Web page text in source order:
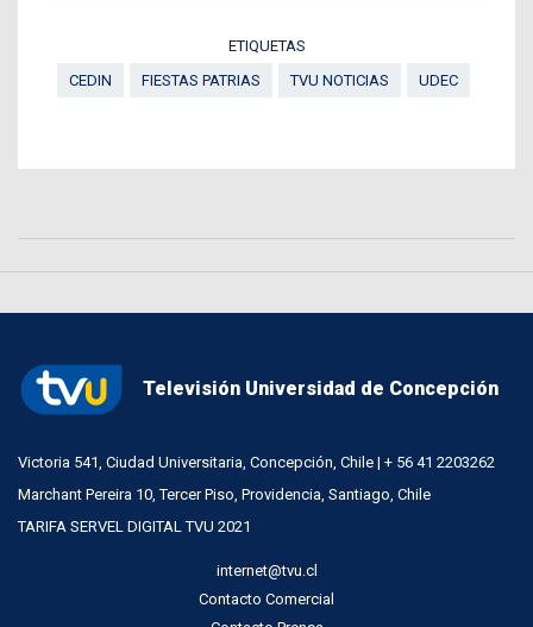
ETIQUETAS
CEDIN
FIESTAS PATRIAS TVU NOTICIAS UDEC
Televisión Universidad de Concepción
Victoria 541, Ciudad Universitaria, Concepción, Chile | + 56 41 2203262
Marchant Pereira 10, Tercer Piso, Providencia, Santiago, Chile
TARIFA SERVEL DIGITAL TVU 2021
internet@tvu.cl
Contacto Comercial